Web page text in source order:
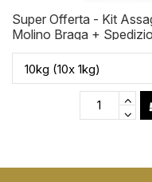
Super Offerta - Kit
Molino Braga +